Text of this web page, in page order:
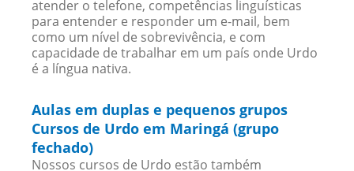
atender o telefone, competências linguísticas
para entender e responder um e-mail, bem
como um nível de sobrevivência, e com
capacidade de trabalhar em um país onde Urdo
é a língua nativa.
Aulas em duplas e pequenos grupos
Cursos de Urdo em Maringá (grupo
fechado)
Nossos cursos de Urdo estão também